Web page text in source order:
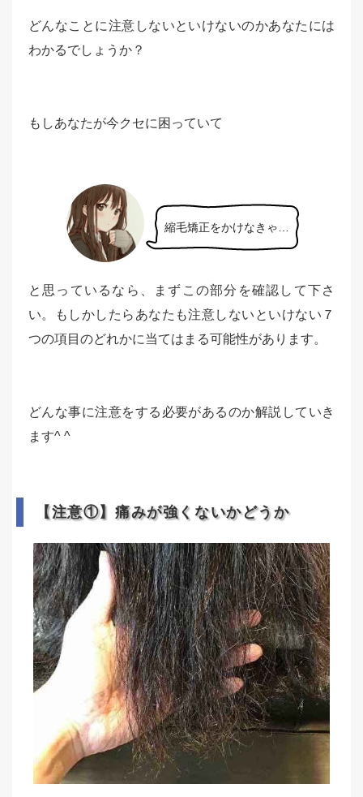
どんなことに注意しないといけないのかあなたには
わかるでしょうか？
もしあなたが今クセに困っていて
縮毛矯正をかけなきゃ…
と思っているなら、まずこの部分を確認して下さ
い。もしかしたらあなたも注意しないといけない７
つの項目のどれかに当てはまる可能性があります。
どんな事に注意をする必要があるのか解説していき
ます^ ^
【注意①】痛みが強くないかどうか